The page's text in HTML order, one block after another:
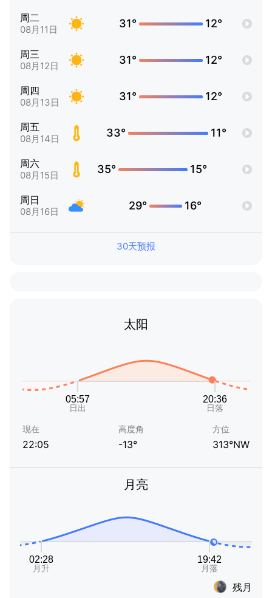
周二
08月11日 31° 12°
周三
08月12日 31° 12°
周四
08月13日 31° 12°
周五
08月14日 33° 11°
周六
08月15日 35° 15°
周日
08月16日 29° 16°
30天预报
太阳
现在
22:05
高度角
-13°
方位
313°NW
月亮
残月